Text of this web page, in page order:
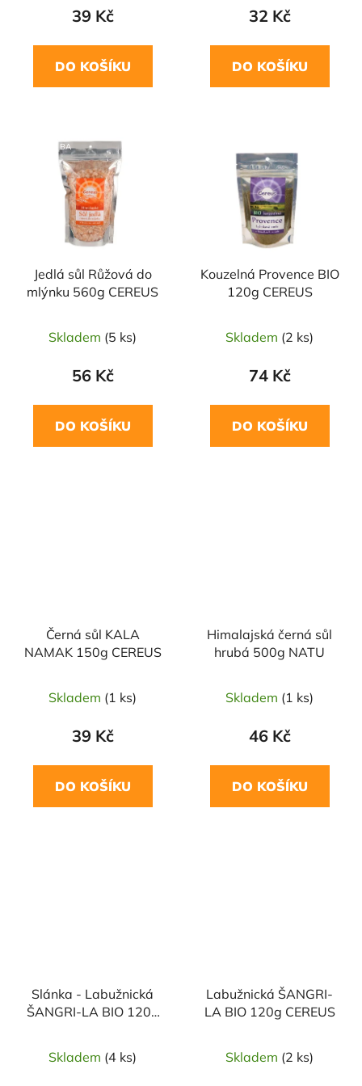
39 Kč
DO KOŠÍKU
32 Kč
DO KOŠÍKU
VOLBA
Jedlá sůl Růžová do
mlýnku 560g CEREUS
Skladem (5 ks)
56 Kč
DO KOŠÍKU
Kouzelná Provence BIO
120g CEREUS
Skladem (2 ks)
74 Kč
DO KOŠÍKU
Černá sůl KALA
NAMAK 150g CEREUS
Skladem (1 ks)
39 Kč
DO KOŠÍKU
Himalajská černá sůl
hrubá 500g NATU
Skladem (1 ks)
46 Kč
DO KOŠÍKU
Slánka - Labužnická
ŠANGRI-LA BIO 120g
Skladem (4 ks)
Labužnická ŠANGRI-
LA BIO 120g CEREUS
Skladem (2 ks)